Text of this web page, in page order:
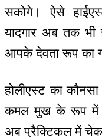
सकोगे। ऐसे
यादगार अब तक भी
आपके देवता रूप का
होलीएस्ट का
कमल मुख के रूप में
अब प्रैक्टिकल में चेक